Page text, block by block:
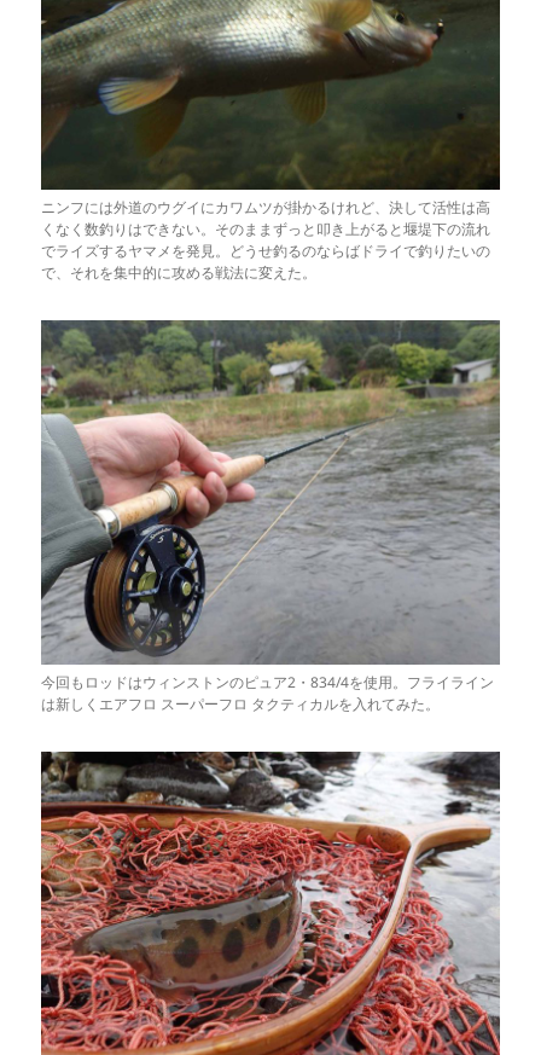
ニンフには外道のウグイにカワムツが掛かるけれど、決して活性は高
くなく数釣りはできない。そのままずっと叩き上がると堰堤下の流れ
でライズするヤマメを発見。どうせ釣るのならばドライで釣りたいの
で、それを集中的に攻める戦法に変えた。
今回もロッドはウィンストンのピュア2・834/4を使用。フライライン
は新しくエアフロ スーパーフロ タクティカルを入れてみた。